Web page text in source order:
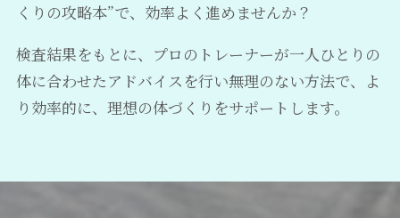
くりの攻略本”で、効率よく進めませんか？
検査結果をもとに、プロのトレーナーが一人ひとりの
体に合わせたアドバイスを行い無理のない方法で、よ
り効率的に、理想の体づくりをサポートします。